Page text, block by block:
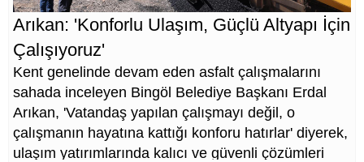
Arıkan: 'Konforlu Ulaşım, Güçlü Altyapı İçin
Çalışıyoruz'
Kent genelinde devam eden asfalt çalışmalarını
sahada inceleyen Bingöl Belediye Başkanı Erdal
Arıkan, 'Vatandaş yapılan çalışmayı değil, o
çalışmanın hayatına kattığı konforu hatırlar' diyerek,
ulaşım yatırımlarında kalıcı ve güvenli çözümleri